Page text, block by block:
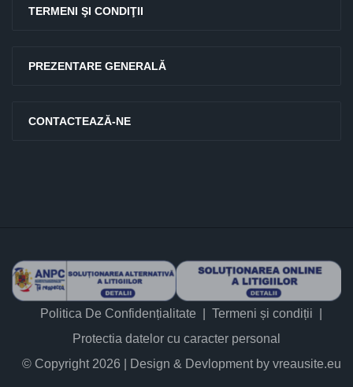
TERMENI ŞI CONDIŢII
PREZENTARE GENERALĂ
CONTACTEAZĂ-NE
Politica De Confidențialitate
Termeni și condiții
Protectia datelor cu caracter personal
© Copyright 2026 | Design & Devlopment by vreausite.eu